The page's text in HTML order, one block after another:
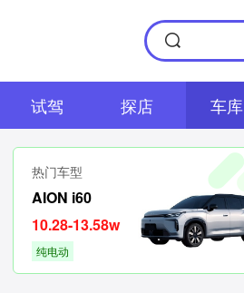
试驾 探店 车库
热门车型
AION i60
10.28-13.58w
纯电动